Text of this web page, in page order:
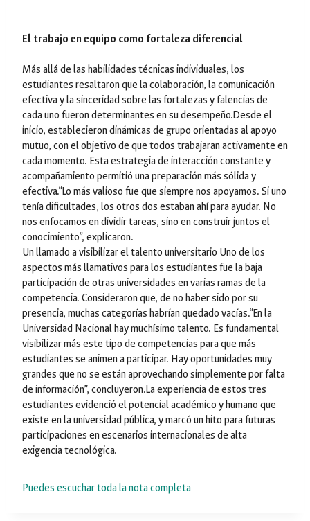
El trabajo en equipo como fortaleza diferencial
Más allá de las habilidades técnicas individuales, los
estudiantes resaltaron que la colaboración, la comunicación
efectiva y la sinceridad sobre las fortalezas y falencias de
cada uno fueron determinantes en su desempeño.Desde el
inicio, establecieron dinámicas de grupo orientadas al apoyo
mutuo, con el objetivo de que todos trabajaran activamente en
cada momento. Esta estrategia de interacción constante y
acompañamiento permitió una preparación más sólida y
efectiva.“Lo más valioso fue que siempre nos apoyamos. Si uno
tenía dificultades, los otros dos estaban ahí para ayudar. No
nos enfocamos en dividir tareas, sino en construir juntos el
conocimiento”, explicaron.
Un llamado a visibilizar el talento universitario Uno de los
aspectos más llamativos para los estudiantes fue la baja
participación de otras universidades en varias ramas de la
competencia. Consideraron que, de no haber sido por su
presencia, muchas categorías habrían quedado vacías.“En la
Universidad Nacional hay muchísimo talento. Es fundamental
visibilizar más este tipo de competencias para que más
estudiantes se animen a participar. Hay oportunidades muy
grandes que no se están aprovechando simplemente por falta
de información”, concluyeron.La experiencia de estos tres
estudiantes evidenció el potencial académico y humano que
existe en la universidad pública, y marcó un hito para futuras
participaciones en escenarios internacionales de alta
exigencia tecnológica.
Puedes escuchar toda la nota completa